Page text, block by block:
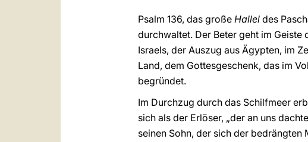
Psalm 136, das große Hallel des
durchwaltet. Der Beter geht im Geiste
Israels, der Auszug aus Ägypten, im
Land, dem Gottesgeschenk, das im
begründet.
Im Durchzug durch das Schilfmeer
sich als der Erlöser, „der an uns
seinen Sohn, der sich der